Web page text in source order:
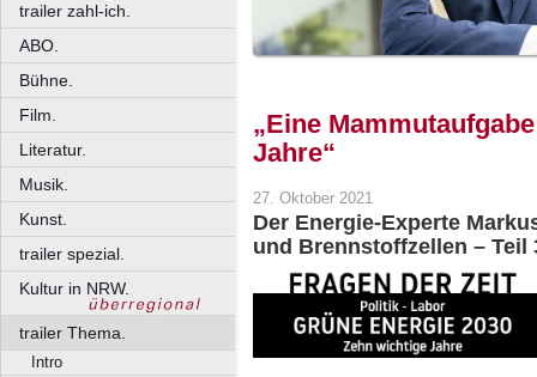
trailer zahl-ich.
ABO.
Bühne.
Film.
Literatur.
Musik.
Kunst.
trailer spezial.
Kultur in NRW.
trailer Thema.
Intro
„Eine
Jahre“
27. Oktober 2021
Der Energie-Experte
und Brennstoffzellen – Teil